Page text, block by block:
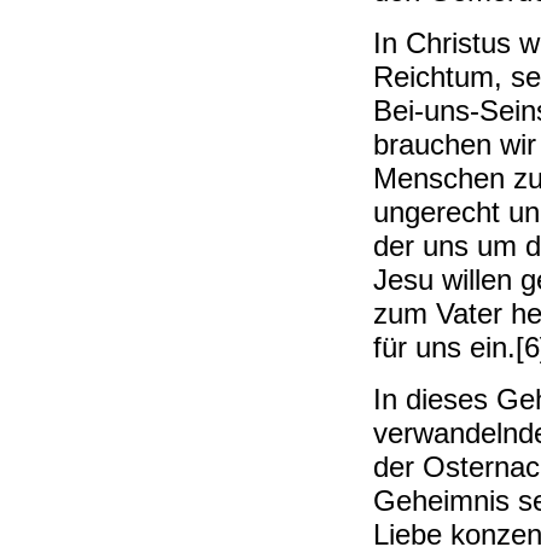
In Christus
Reichtum,
Bei-uns-
brauchen
Menschen
ungerecht
der uns um
Jesu willen
zum Vater
für uns
In dieses
der
Geheimnis
Liebe